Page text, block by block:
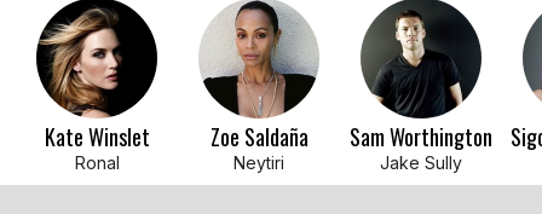
Kate Winslet
Ronal
Zoe Saldaña
Neytiri
Sam Worthington
Jake Sully